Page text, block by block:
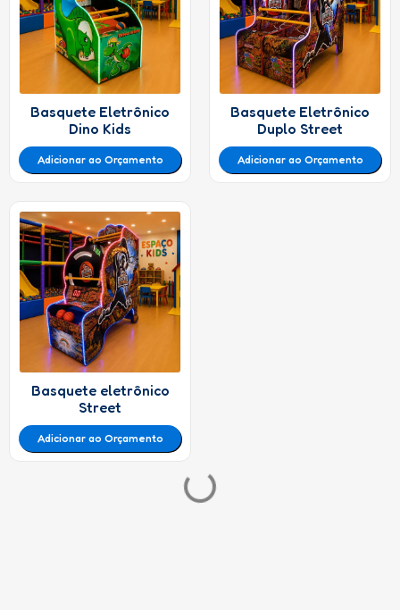
Basquete Eletrônico
Dino Kids
Adicionar ao Orçamento
Basquete Eletrônico
Duplo Street
Adicionar ao Orçamento
Basquete eletrônico
Street
Adicionar ao Orçamento